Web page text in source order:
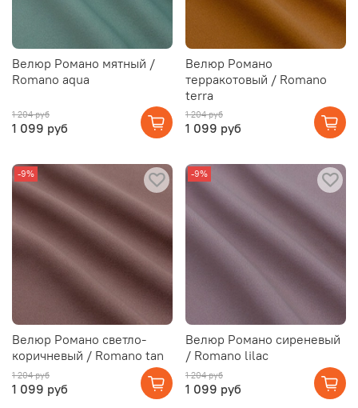
Велюр Романо мятный /
Romano aqua
1 204 руб
1 099 руб
Велюр Романо
терракотовый / Romano
terra
1 204 руб
1 099 руб
-9%
Велюр Романо светло-
коричневый / Romano tan
1 204 руб
1 099 руб
-9%
Велюр Романо сиреневый
/ Romano lilac
1 204 руб
1 099 руб